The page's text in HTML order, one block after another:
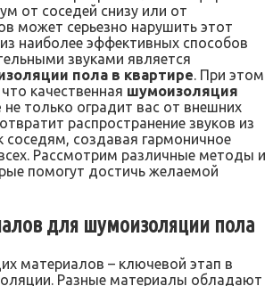
от соседей снизу или от
может серьезно нарушить этот
наиболее эффективных способов
звуками является
пола в квартире. При этом
качественная шумоизоляция
не только оградит вас от внешних
распространение звуков из
соседям, создавая гармоничное
Рассмотрим различные методы и
помогут достичь желаемой
для шумоизоляции пола
материалов – ключевой этап в
Разные материалы обладают